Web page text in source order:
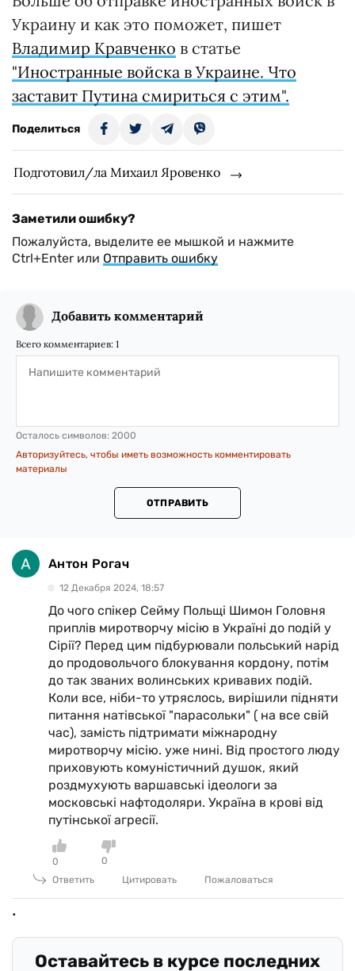
Украину и как это поможет, пишет
Владимир Кравченко в статье
"Иностранные войска в Украине. Что
заставит Путина смириться с этим".
Поделиться
Подготовил/ла Михаил Яровенко
Заметили ошибку?
Пожалуйста, выделите ее мышкой и нажмите
Ctrl+Enter или Отправить ошибку
Добавить комментарий
Всего комментариев: 1
Осталось символов: 2000
Авторизуйтесь, чтобы иметь возможность комментировать
материалы
ОТПРАВИТЬ
Антон Рогач
12 Декабря 2024, 18:57
До чого спікер Сейму Польщі Шимон Головня
приплів миротворчу місію в Україні до подій у
Сірії? Перед цим підбурювали польський нарід
до продовольчого блокування кордону, потім
до так званих волинських кривавих подій.
Коли все, ніби-то утряслось, вирішили підняти
питання натівської "парасольки" ( на все свій
час), замість підтримати міжнародну
миротворчу місію. уже нині. Від простого люду
приховують комуністичний душок, який
роздмухують варшавські ідеологи за
московські нафтодоляри. Україна в крові від
путінської агресії.
0
0
Ответить
Цитировать Пожаловаться
Оставайтесь в курсе последних